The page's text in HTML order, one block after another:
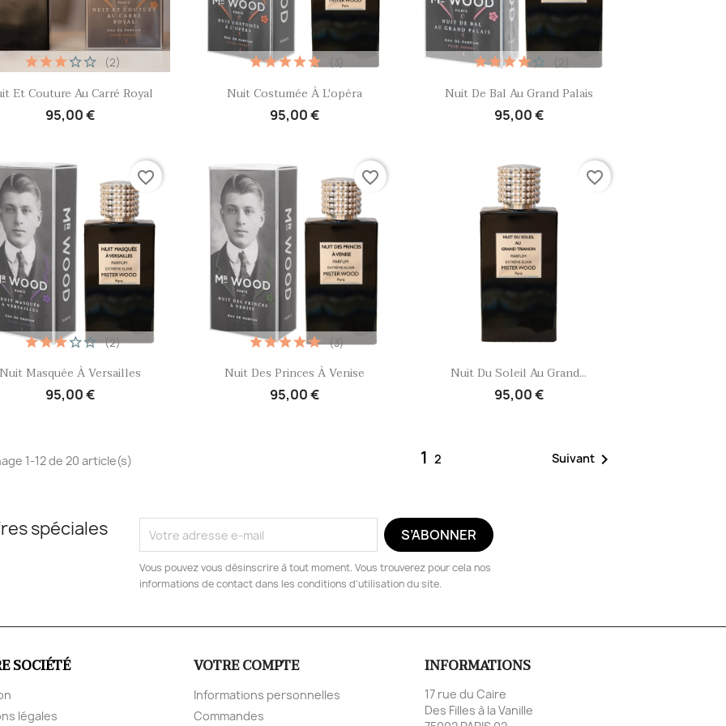
Aperçu rapide
Et Couture Au Carré Royal
95,00 €
(2)
Aperçu rapide
Nuit Costumée À L'opéra
95,00 €
(3)
Aperçu rapide
Nuit De Bal Au Grand Palais
95,00 €
(2)
Aperçu rapide
Masquée À Versailles
95,00 €
(2)
favorite_border
Aperçu rapide
Nuit Des Princes À Venise
95,00 €
(3)
favorite_border
Aperçu rapide
Nuit Du Soleil Au Grand...
95,00 €
favorite_border
1-12 de 20 article(s) 1 2 Suivant
spéciales
Vous pouvez vous désinscrire à tout moment. Vous trouverez pour cela nos
informations de contact dans les conditions d'utilisation du site.
SOCIÉTÉ
légales
VOTRE COMPTE
Informations personnelles
Commandes
INFORMATIONS
17 rue du Caire
Des Filles à la Vanille